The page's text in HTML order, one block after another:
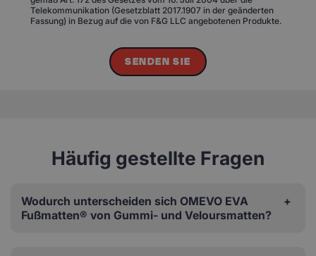
Telekommunikation (Gesetzblatt 2017.1907 in der geänderten
Fassung) in Bezug auf die von F&G LLC angebotenen Produkte.
SENDEN SIE
Häufig gestellte Fragen
Wodurch unterscheiden sich OMEVO EVA
Fußmatten® von Gummi- und Veloursmatten?